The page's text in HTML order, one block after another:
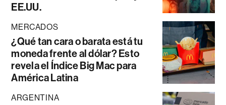
EE.UU.
MERCADOS
¿Qué tan cara o barata está tu
moneda frente al dólar? Esto
revela el Índice Big Mac para
América Latina
ARGENTINA